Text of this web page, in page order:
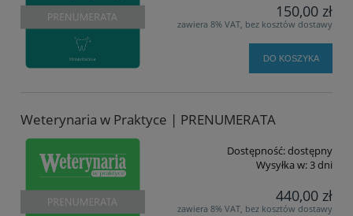
150,00 zł
zawiera 8% VAT, bez kosztów dostawy
DO KOSZYKA
Weterynaria w Praktyce | PRENUMERATA
Dostępność:dostępny
Wysyłka w:3 dni
440,00 zł
zawiera 8% VAT, bez kosztów dostawy